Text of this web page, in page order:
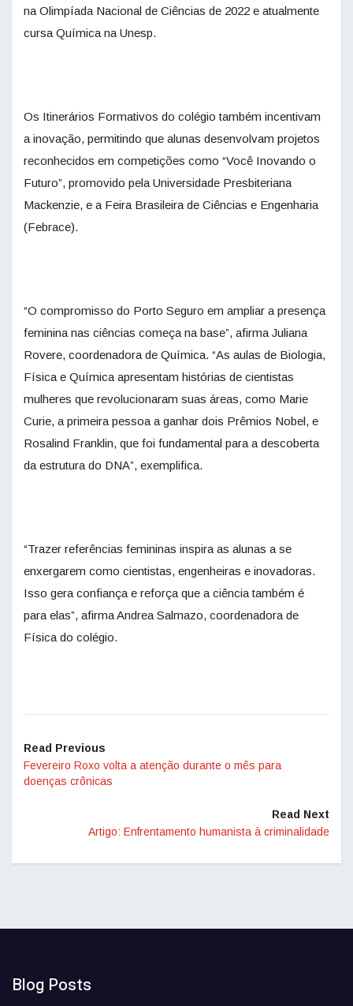
na Olimpíada Nacional de Ciências de 2022 e atualmente
cursa Química na Unesp.
Os Itinerários Formativos do colégio também incentivam
a inovação, permitindo que alunas desenvolvam projetos
reconhecidos em competições como “Você Inovando o
Futuro”, promovido pela Universidade Presbiteriana
Mackenzie, e a Feira Brasileira de Ciências e Engenharia
(Febrace).
“O compromisso do Porto Seguro em ampliar a presença
feminina nas ciências começa na base”, afirma Juliana
Rovere, coordenadora de Química. “As aulas de Biologia,
Física e Química apresentam histórias de cientistas
mulheres que revolucionaram suas áreas, como Marie
Curie, a primeira pessoa a ganhar dois Prêmios Nobel, e
Rosalind Franklin, que foi fundamental para a descoberta
da estrutura do DNA”, exemplifica.
“Trazer referências femininas inspira as alunas a se
enxergarem como cientistas, engenheiras e inovadoras.
Isso gera confiança e reforça que a ciência também é
para elas”, afirma Andrea Salmazo, coordenadora de
Física do colégio.
Read Previous
Fevereiro Roxo volta a atenção durante o mês para
doenças crônicas
Read Next
Artigo: Enfrentamento humanista à criminalidade
Blog Posts